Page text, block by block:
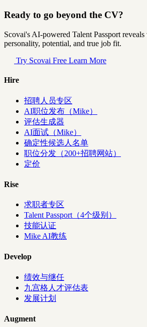
Ready to go beyond the CV?
Scovai's AI-powered Talent Passport reveals
personality, potential, and true job fit.
Try Scovai Free Learn More
Hire
招聘人员专区
AI职位发布（Mike）
评估生成器
AI面试（Mike）
确定性候选人名单
职位分发（200+招聘网站）
定价
Rise
求职者专区
Talent Passport（4个级别）
技能认证
Mike AI教练
Develop
绩效与继任
九宫格人才评估表
发展计划
Augment